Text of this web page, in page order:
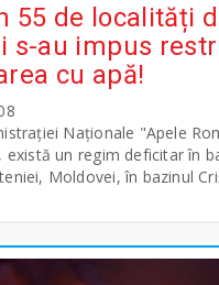
55 de localități
s-au impus
cu apă!
Naţionale "Apele
există un regim deficitar în
Moldovei, în bazinul